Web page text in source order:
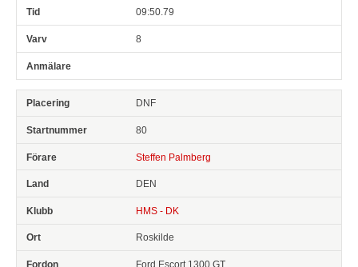
09:50.79
8
DNF
80
Steffen Palmberg
DEN
HMS - DK
Roskilde
Ford Escort 1300 GT